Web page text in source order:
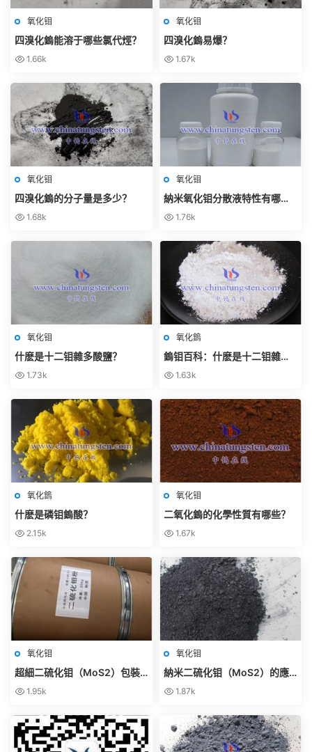
氧化钼
四溴化鎢能溶于哪些氯代烴？
1.66k
氧化钼
四溴化鎢易爆？
1.67k
氧化钼
四溴化鎢的分子量是多少？
1.68k
氧化钼
納米氧化钼分散液特性有哪
些？1.76k
氧化钼
什麽是十二钼雜多酸鹽？
1.73k
氧化鎢
鎢钼百科：什麽是十二钼雜多
酸鹽？
1.63k
氧化鎢
什麽是磷钼鎢酸？
2.15k
氧化钼
二氧化鎢的化學性質有哪些？
1.67k
氧化钼
超細二硫化钼（MoS2）包裝
儲存有什麽注意事項？
1.95k
氧化钼
納米二硫化钼（MoS2）的應
用領域有哪些？
1.87k